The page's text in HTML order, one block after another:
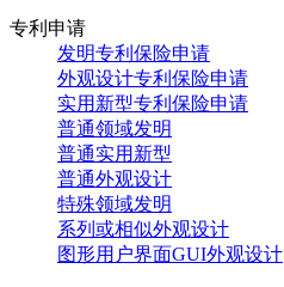
专利申请
发明专利保险申请
外观设计专利保险申请
实用新型专利保险申请
普通领域发明
普通实用新型
普通外观设计
特殊领域发明
系列或相似外观设计
图形用户界面GUI外观设计